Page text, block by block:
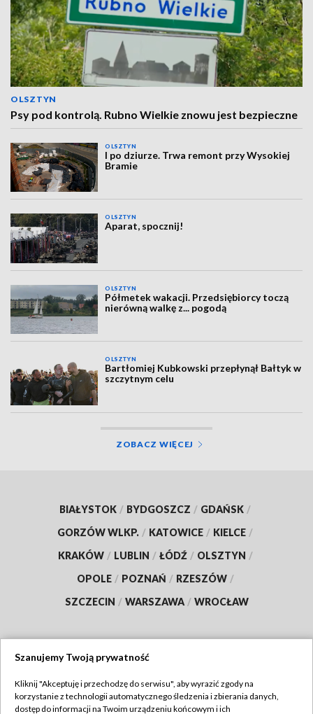
OLSZTYN
Psy pod kontrolą. Rubno Wielkie znowu jest bezpieczne
OLSZTYN
I po dziurze. Trwa remont przy Wysokiej
Bramie
OLSZTYN
Aparat, spocznij!
OLSZTYN
Półmetek wakacji. Przedsiębiorcy toczą
nierówną walkę z... pogodą
OLSZTYN
Bartłomiej Kubkowski przepłynął Bałtyk w
szczytnym celu
ZOBACZ WIĘCEJ
BIAŁYSTOK / BYDGOSZCZ / GDAŃSK /
GORZÓW WLKP. / KATOWICE / KIELCE /
KRAKÓW / LUBLIN / ŁÓDŹ / OLSZTYN /
OPOLE / POZNAŃ / RZESZÓW /
SZCZECIN / WARSZAWA / WROCŁAW
TVP
Szanujemy Twoją prywatność
Kliknij "Akceptuję i przechodzę do serwisu", aby wyrazić zgody na
korzystanie z technologii automatycznego śledzenia i zbierania danych,
dostęp do informacji na Twoim urządzeniu końcowym i ich